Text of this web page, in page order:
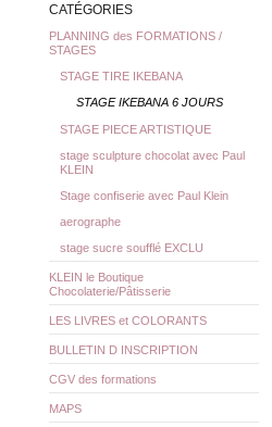
CATÉGORIES
PLANNING des FORMATIONS /
STAGES
STAGE TIRE IKEBANA
STAGE IKEBANA 6 JOURS
STAGE PIECE ARTISTIQUE
stage sculpture chocolat avec Paul
KLEIN
Stage confiserie avec Paul Klein
aerographe
stage sucre soufflé EXCLU
KLEIN le Boutique
Chocolaterie/Pâtisserie
LES LIVRES et COLORANTS
BULLETIN D INSCRIPTION
CGV des formations
MAPS